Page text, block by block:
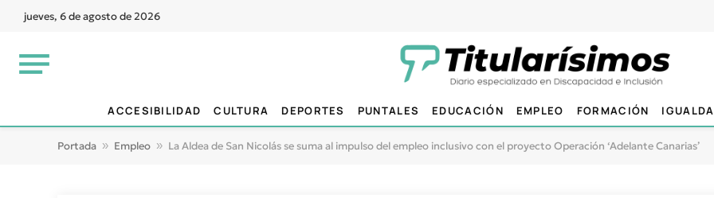
jueves, 6 de agosto de 2026
ACCESIBILIDAD CULTURA DEPORTES PUNTALES EDUCACIÓN EMPLEO FORMACIÓN
Portada » Empleo » La Aldea de San Nicolás se suma al impulso del empleo inclusivo con el proyecto Operación ‘Adelante Canarias’